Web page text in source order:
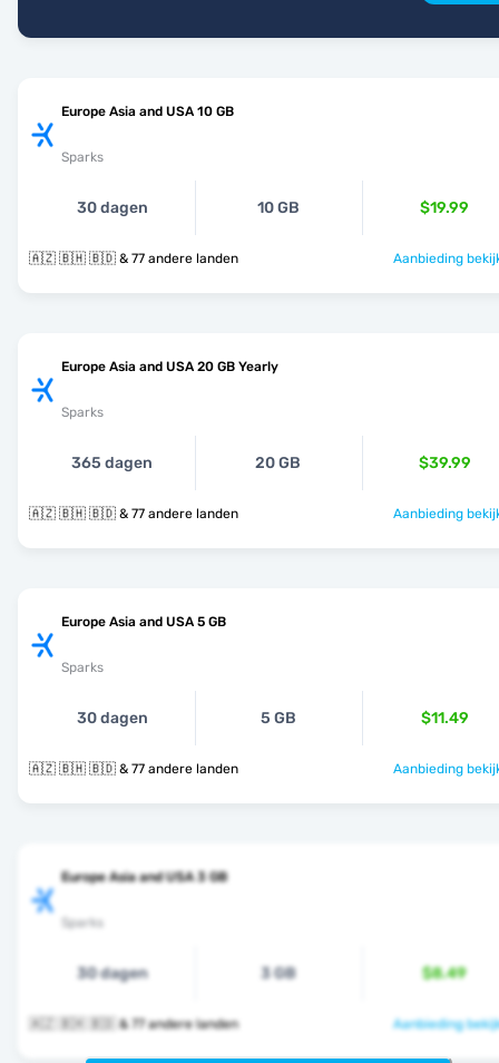
Europe Asia and USA 10 GB
Sparks
30 dagen 10 GB $19.99
🇦🇿 🇧🇭 🇧🇩 & 77 andere landen Aanbieding
Europe Asia and USA 20 GB Yearly
Sparks
365 dagen 20 GB $39.99
🇦🇿 🇧🇭 🇧🇩 & 77 andere landen Aanbieding
Europe Asia and USA 5 GB
Sparks
30 dagen 5 GB $11.49
🇦🇿 🇧🇭 🇧🇩 & 77 andere landen Aanbieding
Europe Asia and USA 3 GB
Sparks
30 dagen 3 GB $8.49
🇦🇿 🇧🇭 🇧🇩 & 77 andere landen Aanbieding